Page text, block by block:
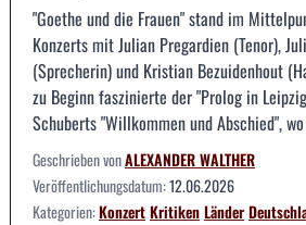
"Goethe und die Frauen" stand im
Konzerts mit Julian Pregardien (Tenor),
(Sprecherin) und Kristian Bezuidenhout
zu Beginn faszinierte der "Prolog in
Schuberts "Willkommen und Abschied",
Geschrieben vonALEXANDER WALTHER
Veröffentlichungsdatum:12.06.2026
Kategorien:KonzertKritikenLänder